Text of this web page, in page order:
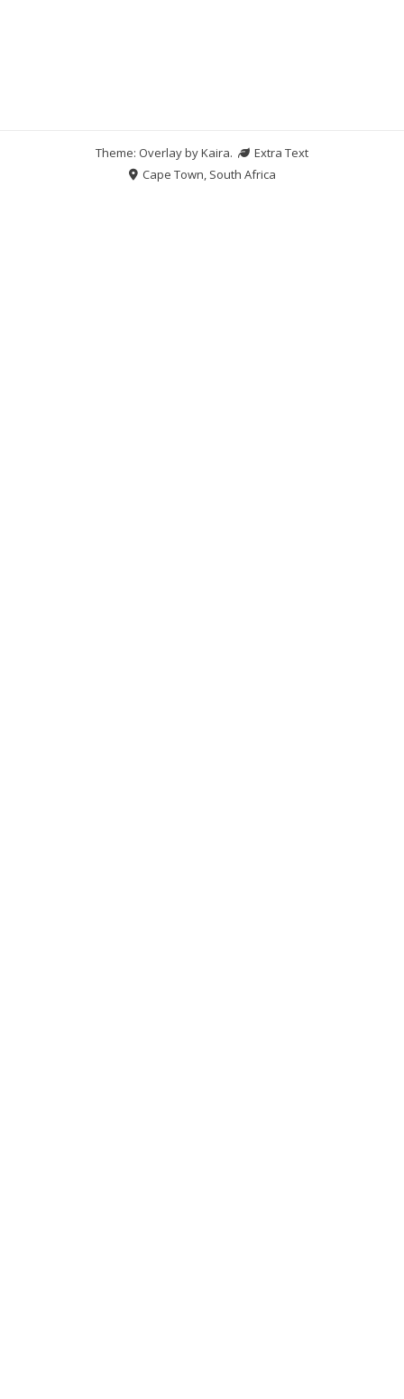
Theme: Overlay byKaira.
Extra Text
Cape Town, South Africa